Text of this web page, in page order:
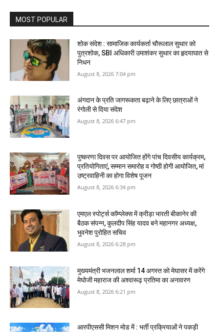
MOST POPULAR
शोक संदेश : सामाजिक कार्यकर्ता चौरूलाल सुथार को
पुत्रशोक, SBI अधिकारी उमाशंकर सुथार का हृदयाघात से
निधन
August 8, 2026 7:04 pm
अंगदान के प्रति जागरूकता बढ़ाने के लिए छात्राओं ने
रंगोली से दिया संदेश
August 8, 2026 6:47 pm
पुष्करणा दिवस पर आयोजित होंगे पांच दिवसीय कार्यक्रम,
प्रतियोगिताएं, सम्मान समारोह व गोष्ठी होगी आयोजित, मां
उष्‍ट्रवाहिनी का होगा विशेष पूजन
August 8, 2026 6:34 pm
एमएल स्पोर्ट्स कॉम्प्लेक्स में क्रीड़ा भारती बीकानेर की
बैठक संपन्न, कुलदीप सिंह यादव बने महानगर अध्यक्ष,
भुवनेश पुरोहित सचिव
August 8, 2026 6:28 pm
मुख्यमंत्री भजनलाल शर्मा 14 अगस्त को मेघासर में करेंगे
मेघोजी महाराज की अश्वारूढ़ प्रतिमा का अनावरण
August 8, 2026 6:21 pm
आरपीएससी मिशन मोड में : भर्ती प्रक्रियाओं ने पकड़ी